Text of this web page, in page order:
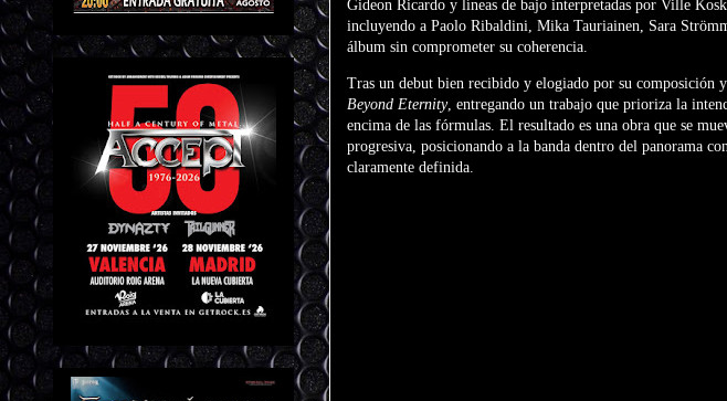
Gideon Ricardo y líneas de bajo interpretadas por Ville
incluyendo a Paolo Ribaldini, Mika Tauriainen, Sara
álbum sin comprometer su coherencia.
Tras un debut bien recibido y elogiado por su composición
Beyond Eternity, entregando un trabajo que prioriza la
encima de las fórmulas. El resultado es una obra que se
progresiva, posicionando a la banda dentro del panorama
claramente definida.